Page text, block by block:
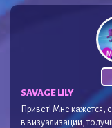
SAVAGE LILY
Привет! Мне кажется,
в визуализации, то